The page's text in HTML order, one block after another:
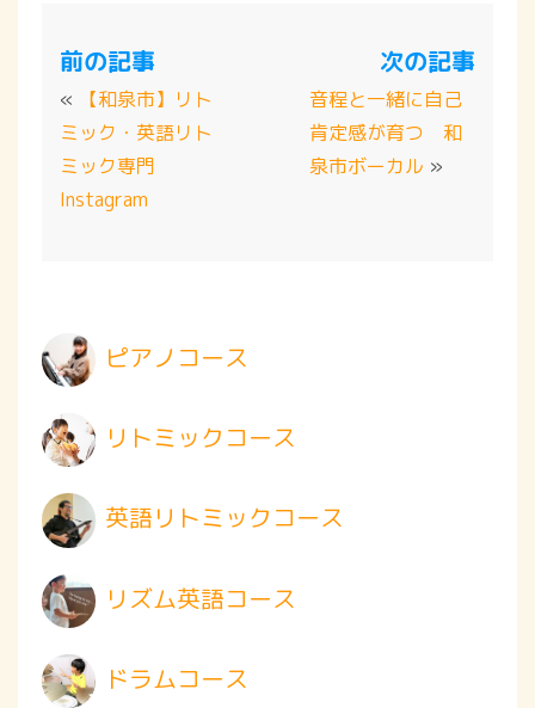
前の記事
«
【和泉市】リト
ミック・英語リト
ミック専門
Instagram
次の記事
音程と一緒に自己
肯定感が育つ 和
泉市ボーカル »
ピアノコース
リトミックコース
英語リトミックコース
リズム英語コース
ドラムコース